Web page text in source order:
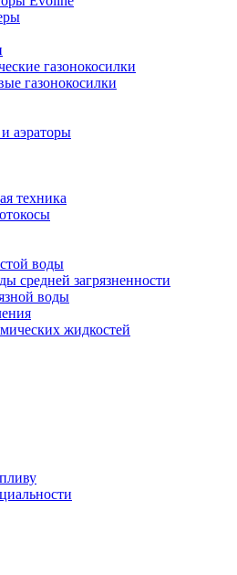
газонокосилки
газонокосилки
аэраторы
техника
воды
средней загрязненности
воды
жидкостей